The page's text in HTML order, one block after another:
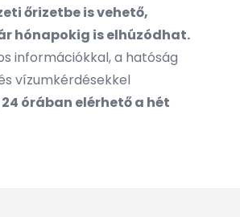
őrizetbe is vehető,
hónapokig is elhúzódhat.
információkkal, a hatóság
vízumkérdésekkel
órában elérhető a hét